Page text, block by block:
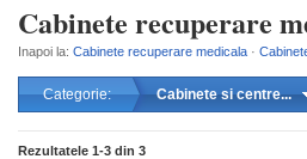
Cabinete recuperare
Inapoi la: Cabinete recuperare medicala ·
Categorie: Cabinete si centre...
Rezultatele 1-3 din 3